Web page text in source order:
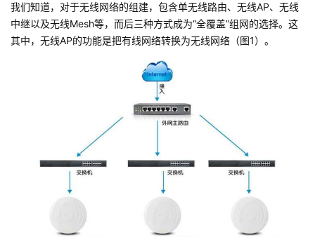
客
论
的
我
Programs
我们知道，对于无线网络的组建，包含单无线路由、无线AP、无线
中继以及无线Mesh等，而后三种方式成为“全覆盖”组网的选择。这
其中，无线AP的功能是把有线网络转换为无线网络（图1）。